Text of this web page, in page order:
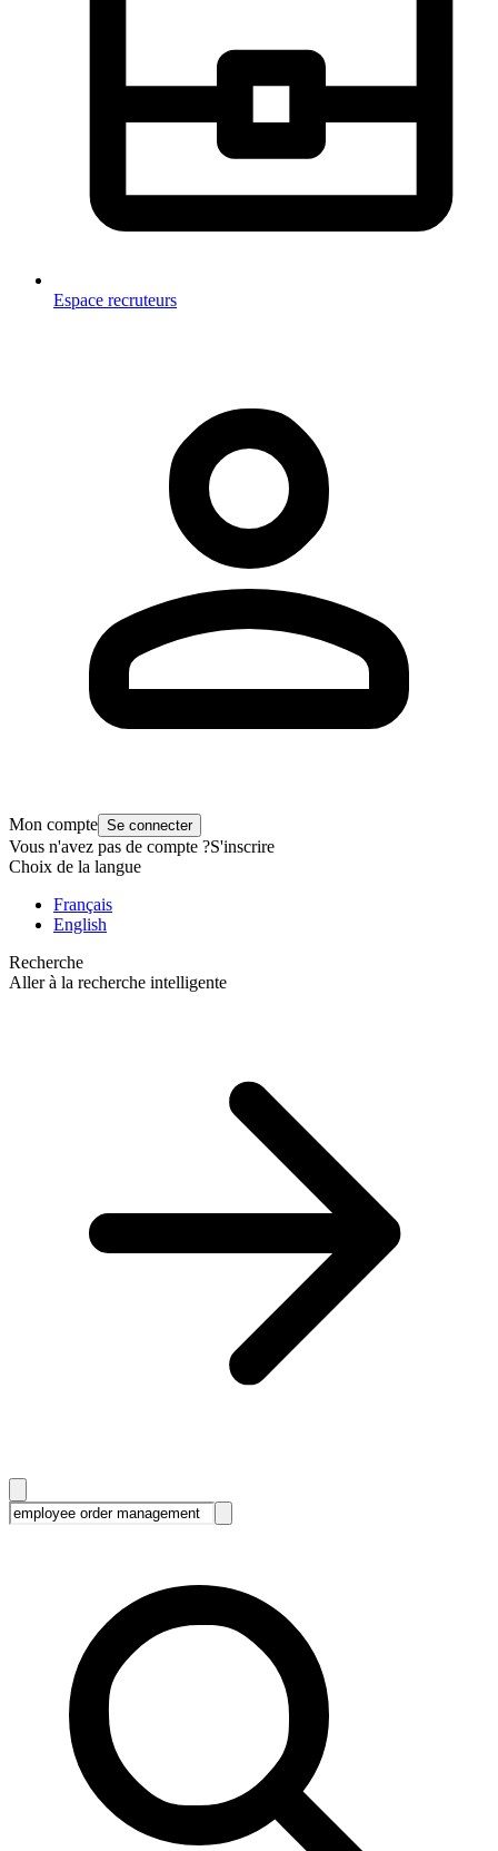
Espace recruteurs
Mon compte Se connecter
Vous n'avez pas de compte ?S'inscrire
Choix de la langue
Français
English
Recherche
Aller à la recherche intelligente